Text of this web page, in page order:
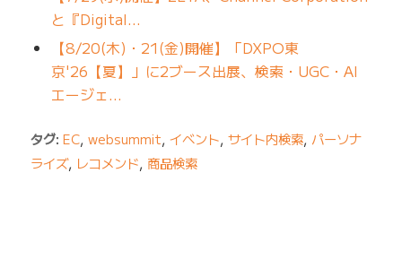
と『Digital…
【8/20(木)・21(金)開催】「DXPO東
京'26【夏】」に2ブース出展、検索・UGC・AI
エージェ…
タグ: EC, websummit, イベント, サイト内検索, パーソナ
ライズ, レコメンド, 商品検索